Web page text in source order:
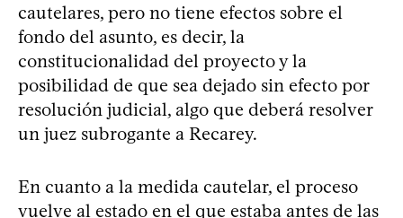
cautelares, pero no tiene efectos sobre el
fondo del asunto, es decir, la
constitucionalidad del proyecto y la
posibilidad de que sea dejado sin efecto por
resolución judicial, algo que deberá resolver
un juez subrogante a Recarey.
En cuanto a la medida cautelar, el proceso
vuelve al estado en el que estaba antes de las